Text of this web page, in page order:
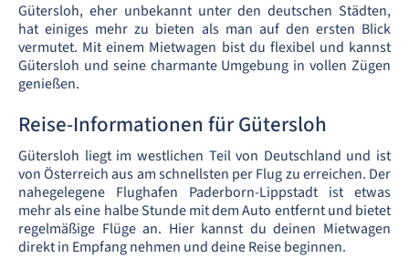
Gütersloh, eher unbekannt unter den deutschen Städten,
hat einiges mehr zu bieten als man auf den ersten Blick
vermutet. Mit einem Mietwagen bist du flexibel und kannst
Gütersloh und seine charmante Umgebung in vollen Zügen
genießen.
Reise-Informationen für Gütersloh
Gütersloh liegt im westlichen Teil von Deutschland und ist
von Österreich aus am schnellsten per Flug zu erreichen. Der
nahegelegene Flughafen Paderborn-Lippstadt ist etwas
mehr als eine halbe Stunde mit dem Auto entfernt und bietet
regelmäßige Flüge an. Hier kannst du deinen Mietwagen
direkt in Empfang nehmen und deine Reise beginnen.